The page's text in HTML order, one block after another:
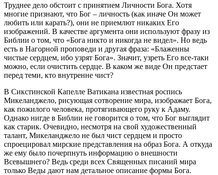
Труднее дело обстоит с принятием Личности Бога. Хотя
многие признают, что Бог – личность (как иначе Он может
любить или карать?), они не приемлют никаких Его
изображений. В качестве аргумента они используют фразу из
Библии о том, что «Бога никто и никогда не видел». Но ведь
есть в Нагорной проповеди и другая фраза: «Блаженны
чистые сердцем, ибо узрят Бога». Значит, узреть Его все-таки
можно, если очистить сердце. В каком же виде Он предстает
перед теми, кто внутренне чист?
В Сикстинской Капелле Ватикана известная роспись
Микеланджело, рисующая сотворение мира, изображает Бога,
как пожилого человека, протягивающего руку к Адаму.
Однако нигде в Библии не говорится о том, что Бог выглядит
как старик. Очевидно, несмотря на свой художественный
талант, Микеланджело не был чист сердцем и просто
спроецировал мирские представления на образ Бога. А откуда
же ему было почерпнуть информацию о внешности
Всевышнего? Ведь среди всех Священных писаний мира
только Веды дают нам детальное описание формы Бога.